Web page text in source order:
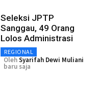
Seleksi JPTP
Sanggau, 49 Orang
Lolos Administrasi
REGIONAL
OlehSyarifah Dewi Muliani
baru saja